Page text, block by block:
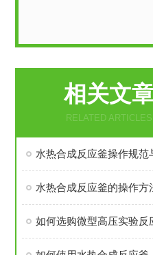
相关文
RELATED ARTICLES
水热合成反应釜的操作方
如何选购微型高压实验反